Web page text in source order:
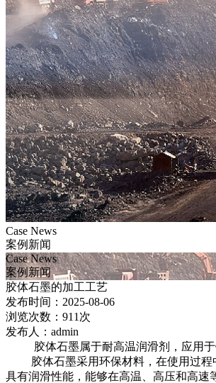
Case News
案例新闻
Case News
案例新闻
胶体石墨的加工工艺
发布时间：2025-08-06
浏览次数：911次
发布人：admin
胶体石墨属于耐高温润滑剂，应用于
胶体石墨采用环保材料，在使用过程
具有润滑性能，能够在高温、高压和高速